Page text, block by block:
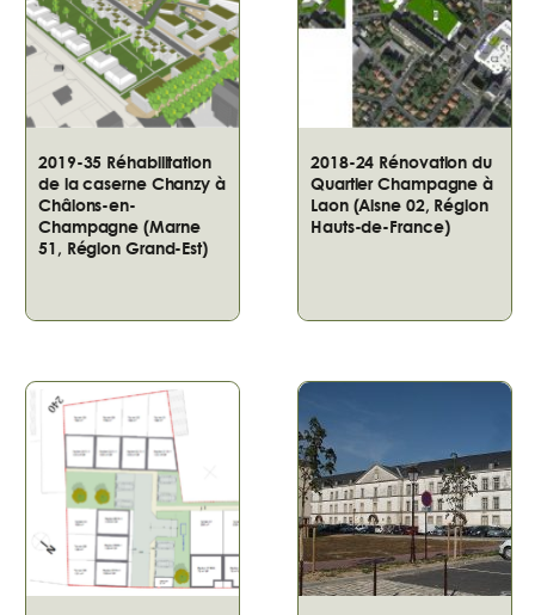
2019-35 Réhabilitation
de la caserne Chanzy à
Châlons-en-
Champagne (Marne
51, Région Grand-Est)
2018-24 Rénovation du
Quartier Champagne à
Laon (Aisne 02, Région
Hauts-de-France)